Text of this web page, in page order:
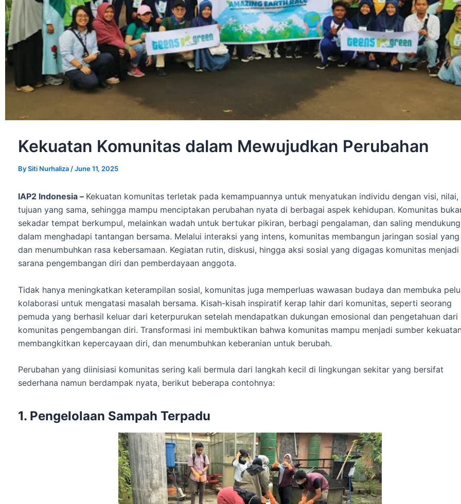
Kekuatan Komunitas dalam Mewujudkan Perubahan
BySiti Nurhaliza /June 11, 2025
IAP2 Indonesia – Kekuatan komunitas terletak pada kemampuannya untuk menyatukan individu dengan visi, nilai,
tujuan yang sama, sehingga mampu menciptakan perubahan nyata di berbagai aspek kehidupan. Komunitas
sekadar tempat berkumpul, melainkan wadah untuk bertukar pikiran, berbagi pengalaman, dan saling mendukung
dalam menghadapi tantangan bersama. Melalui interaksi yang intens, komunitas membangun jaringan sosial
dan menumbuhkan rasa kebersamaan. Kegiatan rutin, diskusi, hingga aksi sosial yang digagas komunitas menjadi
sarana pengembangan diri dan pemberdayaan anggota.
Tidak hanya meningkatkan keterampilan sosial, komunitas juga memperluas wawasan budaya dan membuka
kolaborasi untuk mengatasi masalah bersama. Kisah-kisah inspiratif kerap lahir dari komunitas, seperti seorang
pemuda yang berhasil keluar dari keterpurukan setelah mendapatkan dukungan emosional dan pengetahuan dari
komunitas pengembangan diri. Transformasi ini membuktikan bahwa komunitas mampu menjadi sumber
membangkitkan kepercayaan diri, dan menumbuhkan keberanian untuk berubah.
Perubahan yang diinisiasi komunitas sering kali bermula dari langkah kecil di lingkungan sekitar yang bersifat
sederhana namun berdampak nyata, berikut beberapa contohnya:
1. Pengelolaan Sampah Terpadu